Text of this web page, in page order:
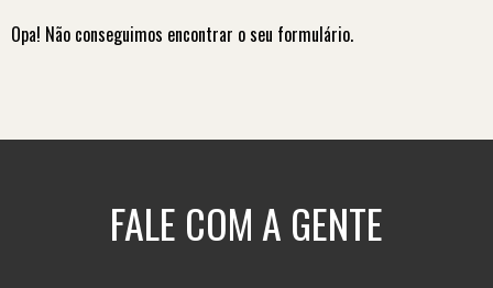
Opa! Não conseguimos encontrar o seu formulário.
FALE COM A GENTE